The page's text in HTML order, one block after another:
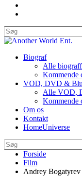
Biograf
Alle
Kommende
VOD, DVD &
Alle VOD,
Om os
Kontakt
HomeUniverse
Forside
Film
Andrey Bogatyrev